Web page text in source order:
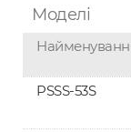
Моделі
PSSS-53S